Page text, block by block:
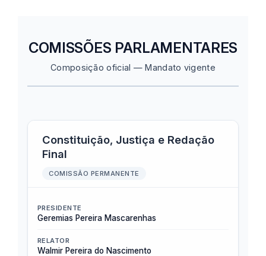
COMISSÕES PARLAMENTARES
Composição oficial — Mandato vigente
Constituição, Justiça e Redação
Final
COMISSÃO PERMANENTE
PRESIDENTE
Geremias Pereira Mascarenhas
RELATOR
Walmir Pereira do Nascimento